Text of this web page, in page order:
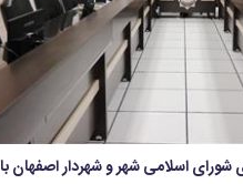
اسلامی شهر و شهردار اصفهان با